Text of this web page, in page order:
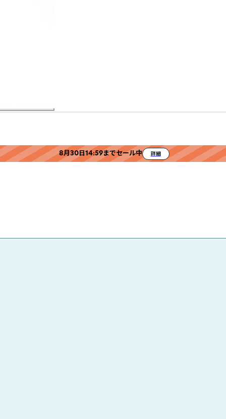
8月30日14:59までセール中 詳細